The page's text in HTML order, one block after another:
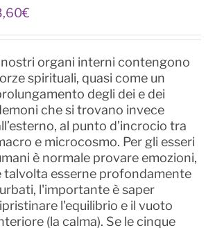
€
nostri organi interni contengono
spirituali, quasi come un
degli dei e dei
che si trovano invece
al punto d’incrocio tra
e microcosmo. Per gli esseri
è normale provare emozioni,
talvolta esserne profondamente
l'importante è saper
l'equilibrio e il vuoto
(la calma). Se le cinque